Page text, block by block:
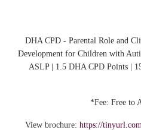
DHA CPD - Parental Role and
Development for Children with
ASLP | 1.5 DHA CPD Points |
Fee: Free to
View brochure: https://